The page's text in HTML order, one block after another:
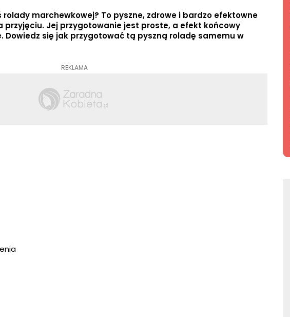
rolady marchewkowej? To pyszne, zdrowe i bardzo efektowne
przyjęciu. Jej przygotowanie jest proste, a efekt końcowy
Dowiedz się jak przygotować tą pyszną roladę samemu w
REKLAMA